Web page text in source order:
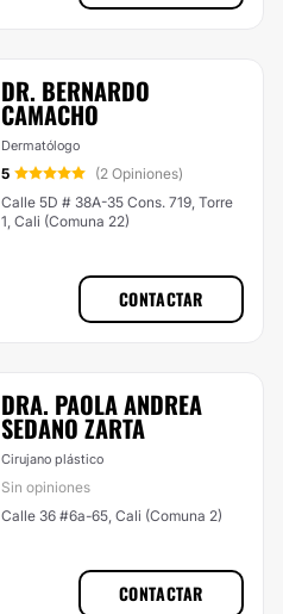
DR. BERNARDO
CAMACHO
Dermatólogo
5
(2 Opiniones)
Calle 5D # 38A-35 Cons. 719, Torre
1, Cali (Comuna 22)
CONTACTAR
DRA. PAOLA ANDREA
SEDANO ZARTA
Cirujano plástico
Sin opiniones
Calle 36 #6a-65, Cali (Comuna 2)
CONTACTAR